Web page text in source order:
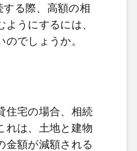
る際、高額の相
うにするには、
でしょうか。
住宅の場合、相続
れは、土地と建物
金額が減額される